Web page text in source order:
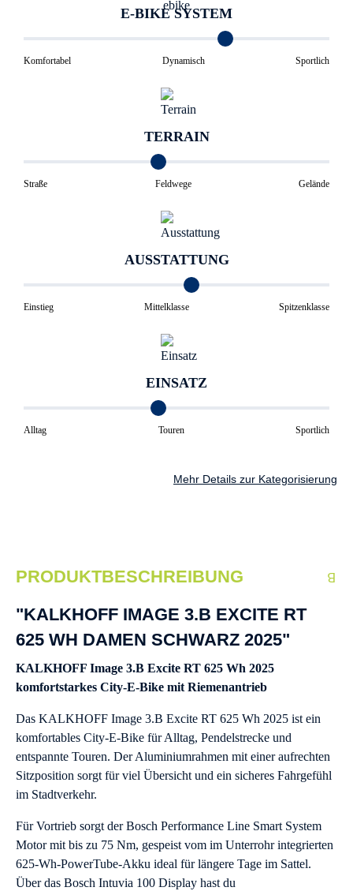
E-BIKE SYSTEM
Komfortabel Dynamisch Sportlich
TERRAIN
Straße Feldwege Gelände
AUSSTATTUNG
Einstieg Mittelklasse Spitzenklasse
EINSATZ
Alltag Touren Sportlich
Mehr Details zur Kategorisierung
PRODUKTBESCHREIBUNG
"KALKHOFF IMAGE 3.B EXCITE RT
625 WH DAMEN SCHWARZ 2025"
KALKHOFF Image 3.B Excite RT 625 Wh 2025
komfortstarkes City-E-Bike mit Riemenantrieb
Das KALKHOFF Image 3.B Excite RT 625 Wh 2025 ist ein
komfortables City-E-Bike für Alltag, Pendelstrecke und
entspannte Touren. Der Aluminiumrahmen mit einer aufrechten
Sitzposition sorgt für viel Übersicht und ein sicheres Fahrgefühl
im Stadtverkehr.
Für Vortrieb sorgt der Bosch Performance Line Smart System
Motor mit bis zu 75 Nm, gespeist vom im Unterrohr integrierten
625-Wh-PowerTube-Akku ideal für längere Tage im Sattel.
Über das Bosch Intuvia 100 Display hast du